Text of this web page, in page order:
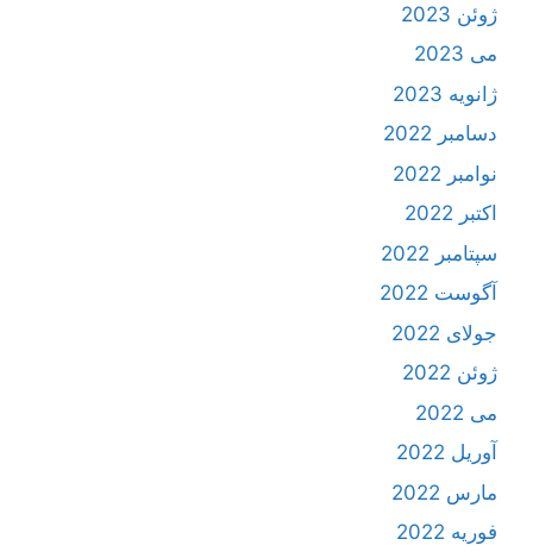
ژوئن 2023
می 2023
ژانویه 2023
دسامبر 2022
نوامبر 2022
اکتبر 2022
سپتامبر 2022
آگوست 2022
جولای 2022
ژوئن 2022
می 2022
آوریل 2022
مارس 2022
فوریه 2022